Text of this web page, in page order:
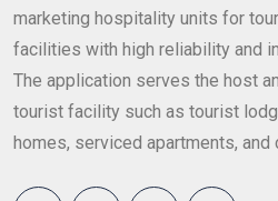
marketing hospitality units for
facilities with high reliability and
The application serves the host
tourist facility such as tourist
homes, serviced apartments, and